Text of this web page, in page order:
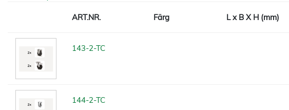
ART.NR. Färg L x B X H (mm)
143-2-TC
144-2-TC